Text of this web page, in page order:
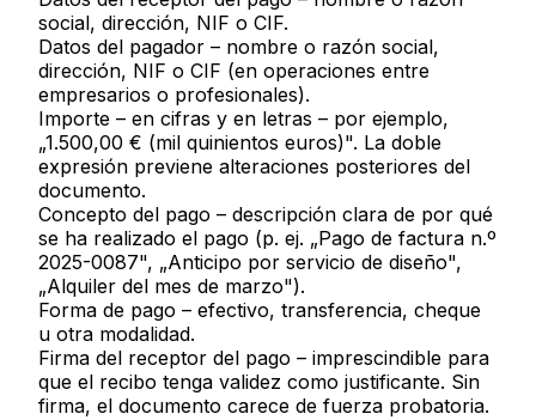
social, dirección, NIF o CIF.
Datos del pagador – nombre o razón social,
dirección, NIF o CIF (en operaciones entre
empresarios o profesionales).
Importe – en cifras y en letras – por ejemplo,
„1.500,00 € (mil quinientos euros)". La doble
expresión previene alteraciones posteriores del
documento.
Concepto del pago – descripción clara de por qué
se ha realizado el pago (p. ej. „Pago de factura n.º
2025-0087", „Anticipo por servicio de diseño",
„Alquiler del mes de marzo").
Forma de pago – efectivo, transferencia, cheque
u otra modalidad.
Firma del receptor del pago – imprescindible para
que el recibo tenga validez como justificante. Sin
firma, el documento carece de fuerza probatoria.